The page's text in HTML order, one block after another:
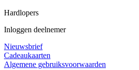
Hardlopers
Inloggen deelnemer
Nieuwsbrief
Cadeaukaarten
Algemene gebruiksvoorwaarden